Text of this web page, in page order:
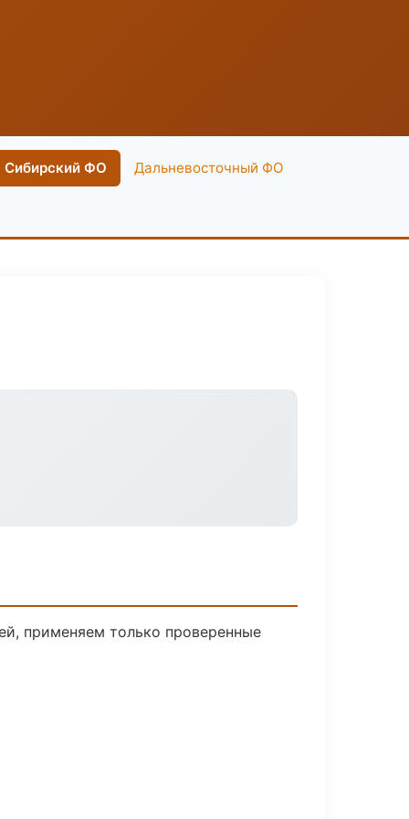
Сибирский ФО Дальневосточный ФО
применяем только проверенные